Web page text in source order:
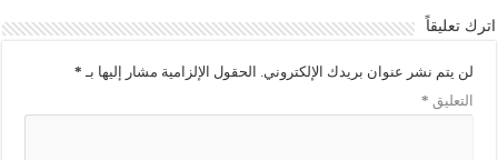
اترك تعليقاً
لن يتم نشر عنوان بريدك الإلكتروني. الحقول الإلزامية مشار إليها بـ *
التعليق *